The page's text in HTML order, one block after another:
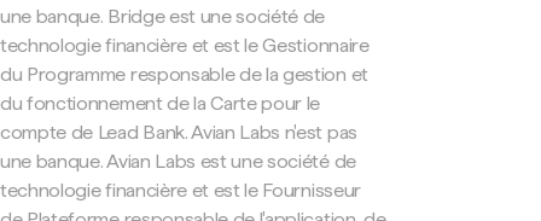
une banque. Bridge est une société de
technologie financière et est le Gestionnaire
du Programme responsable de la gestion et
du fonctionnement de la Carte pour le
compte de Lead Bank. Avian Labs n'est pas
une banque. Avian Labs est une société de
technologie financière et est le Fournisseur